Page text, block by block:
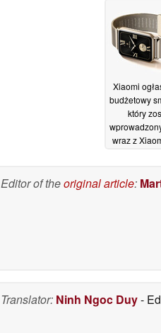
Xiaomi
budżetowy
który
wraz z
Editor of theoriginal article:
Translator: Ninh Ngoc Duy-